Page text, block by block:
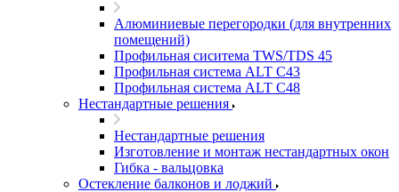
Алюминиевые перегородки (для внутренних
помещений)
Профильная сиситема TWS/TDS 45
Профильная система ALT C43
Профильная система ALT C48
Нестандартные решения
Нестандартные решения
Изготовление и монтаж нестандартных окон
Гибка - вальцовка
Остекление балконов и лоджий